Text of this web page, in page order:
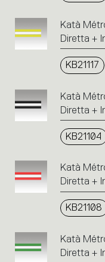
Katà
Diretta +
KB21117
Katà
Diretta +
KB21104
Katà
Diretta +
KB21108
Katà
Diretta +